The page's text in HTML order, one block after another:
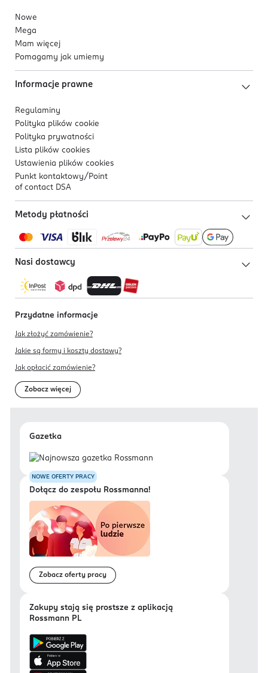
Nowe
Mega
Mam więcej
Pomagamy jak umiemy
Informacje prawne
Regulaminy
Polityka plików cookie
Polityka prywatności
Lista plików cookies
Ustawienia plików cookies
Punkt kontaktowy/ Point
of contact DSA
Metody płatności
Nasi dostawcy
Przydatne informacje
Jak złożyć zamówienie?
Jakie są formy i koszty dostawy?
Jak opłacić zamówienie?
Zobacz więcej
Gazetka
NOWE OFERTY PRACY
Dołącz do zespołu Rossmanna!
Zobacz oferty pracy
Zakupy stają się prostsze z aplikacją
Rossmann PL